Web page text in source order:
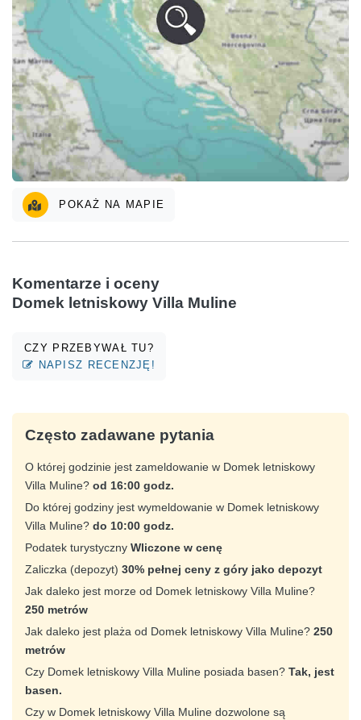
POKAŻ NA MAPIE
Komentarze i oceny
Domek letniskowy Villa Muline
CZY PRZEBYWAŁ TU?
NAPISZ RECENZJĘ!
Często zadawane pytania
O której godzinie jest zameldowanie w Domek letniskowy
Villa Muline? od 16:00 godz.
Do której godziny jest wymeldowanie w Domek letniskowy
Villa Muline? do 10:00 godz.
Podatek turystyczny Wliczone w cenę
Zaliczka (depozyt) 30% pełnej ceny z góry jako depozyt
Jak daleko jest morze od Domek letniskowy Villa Muline?
250 metrów
Jak daleko jest plaża od Domek letniskowy Villa Muline? 250
metrów
Czy Domek letniskowy Villa Muline posiada basen? Tak, jest
basen.
Czy w Domek letniskowy Villa Muline dozwolone są